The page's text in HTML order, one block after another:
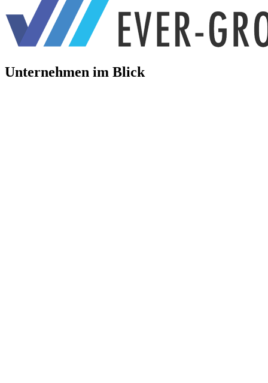
Unternehmen im Blick